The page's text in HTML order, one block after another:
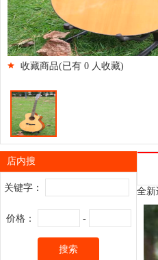
收藏商品(已有 0 人收藏)
店内搜
关键字：
价格： -
搜索
全新